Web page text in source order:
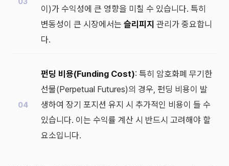
이)가 수익성에 큰 영향을 미칠 수 있습니다. 특히
변동성이 큰 시장에서는 슬리피지 관리가 중요합니
다.
펀딩 비용(Funding Cost): 특히 암호화폐 무기한
선물(Perpetual Futures)의 경우, 펀딩 비용이 발
생하여 장기 포지션 유지 시 추가적인 비용이 들 수
있습니다. 이는 수익률 계산 시 반드시 고려해야 할
요소입니다.